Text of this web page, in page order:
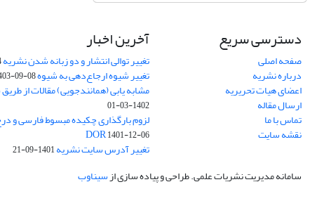
دسترسی سریع
صفحه اصلی
درباره نشریه
اعضای هیات تحریریه
ارسال مقاله
تماس با ما
نقشه سایت
آخرین اخبار
تغییر توالی انتشار و دو زبانه شدن نشریه
تغییر شیوه ارجاع‌دهی به شیوه APA09-08
مشابه یابی (همانندجویی) مقالات از
1402-03-01
DOR1401-12-06
تغییر آدرس سایت نشریه1401-09-21
سامانه مدیریت نشریات علمی.طراحی و پیاده سازی ازسیناوب